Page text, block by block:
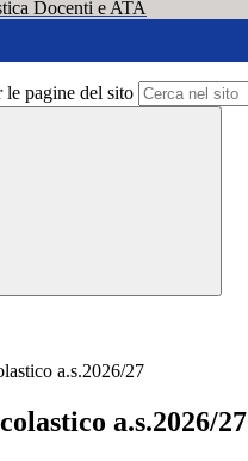
Docenti e ATA
le pagine del sito
a.s.2026/27
a.s.2026/27